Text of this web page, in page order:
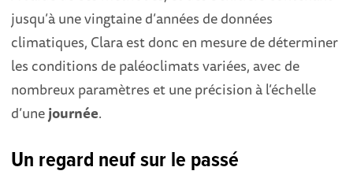
jusqu’à une vingtaine d’années de données
climatiques, Clara est donc en mesure de déterminer
les conditions de paléoclimats variées, avec de
nombreux paramètres et une précision à l’échelle
d’unejournée.
Un regard neuf sur le passé